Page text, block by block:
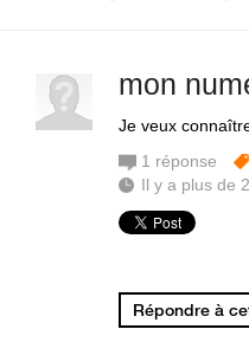
mon
Je veux
1 réponse
Il y a plus de
Répondre à